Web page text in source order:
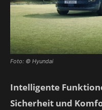
Foto: © Hyundai
Intelligente
Sicherheit und